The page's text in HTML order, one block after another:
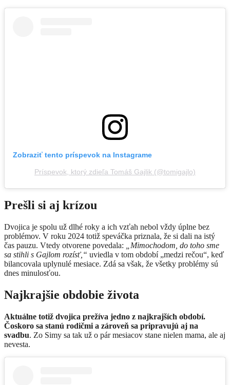
Zobraziť tento príspevok na Instagrame
Príspevok, ktorý zdieľa Tomáš Gajlik (@tomigajlo)
Prešli si aj krízou
Dvojica je spolu už dlhé roky a ich vzťah nebol vždy úplne bez
problémov. V roku 2024 totiž speváčka priznala, že si dali na istý
čas pauzu. Vtedy otvorene povedala:
„Mimochodom, do toho sme
sa stihli s Gajlom rozísť,“ uviedla v tom období „medzi rečou“, keď
bilancovala uplynulé mesiace. Zdá sa však, že všetky problémy sú
dnes minulosťou.
Najkrajšie obdobie života
Aktuálne totiž dvojica prežíva jedno z najkrajších období.
Čoskoro sa stanú rodičmi a zároveň sa pripravujú aj na
svadbu. Zo Simy sa tak už o pár mesiacov stane nielen mama, ale aj
nevesta.